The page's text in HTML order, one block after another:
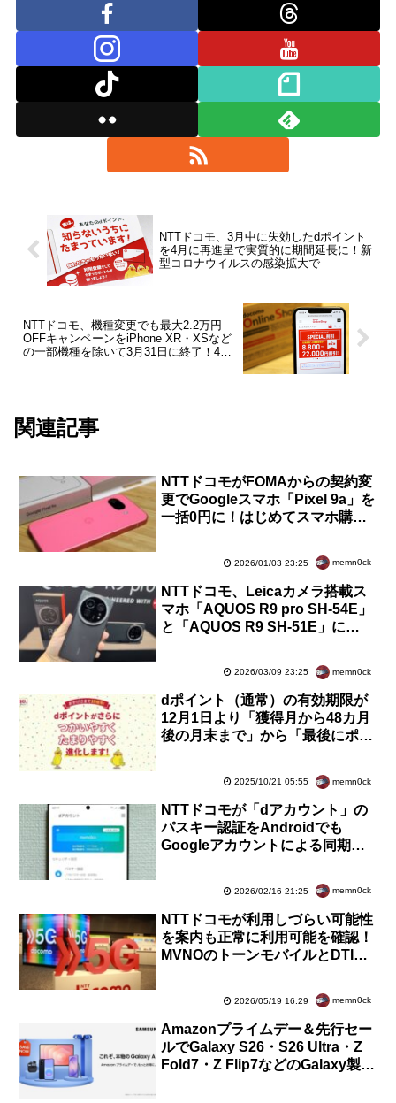
NTTドコモ、3月中に失効したdポイント
を4月に再進呈で実質的に期間延長に！新
型コロナウイルスの感染拡大で
NTTドコモ、機種変更でも最大2.2万円
OFFキャンペーンをiPhone XR・XSなど
の一部機種を除いて3月31日に終了！4月
関連記事
NTTドコモがFOMAからの契約変
更でGoogleスマホ「Pixel 9a」を
一括0円に！はじめてスマホ購入
2026/01/03 23:25 memn0ck
NTTドコモ、Leicaカメラ搭載ス
マホ「AQUOS R9 pro SH-54E」
と「AQUOS R9 SH-51E」に
2026/03/09 23:25 memn0ck
dポイント（通常）の有効期限が
12月1日より「獲得月から48カ月
後の月末まで」から「最後にポイ
2025/10/21 05:55 memn0ck
NTTドコモが「dアカウント」の
パスキー認証をAndroidでも
Googleアカウントによる同期に
2026/02/16 21:25 memn0ck
NTTドコモが利用しづらい可能性
を案内も正常に利用可能を確認！
MVNOのトーンモバイルとDTI
2026/05/19 16:29 memn0ck
Amazonプライムデー＆先行セー
ルでGalaxy S26・S26 Ultra・Z
Fold7・Z Flip7などのGalaxy製品